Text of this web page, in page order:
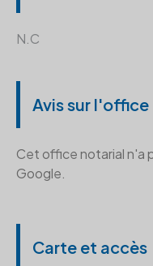
N.C
Avis sur l'office
Cet office notarial n'a
Google.
Carte et accès